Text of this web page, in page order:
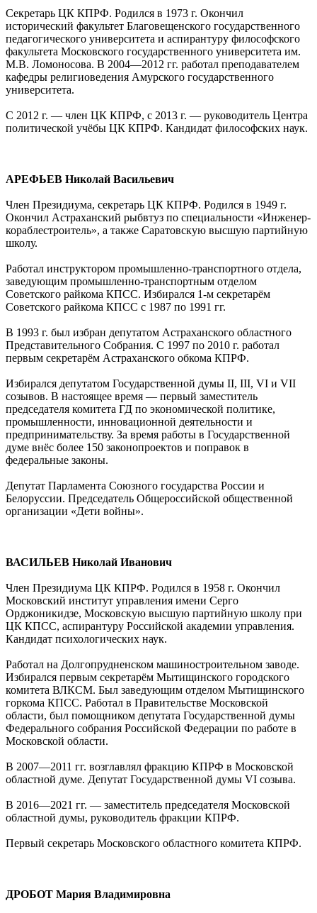
Секретарь ЦК КПРФ. Родился в 1973 г. Окончил
исторический факультет Благовещенского государственного
педагогического университета и аспирантуру философского
факультета Московского государственного университета им.
М.В. Ломоносова. В 2004—2012 гг. работал преподавателем
кафедры религиоведения Амурского государственного
университета.
С 2012 г. — член ЦК КПРФ, с 2013 г. — руководитель Центра
политической учёбы ЦК КПРФ. Кандидат философских наук.
АРЕФЬЕВ Николай Васильевич
Член Президиума, секретарь ЦК КПРФ. Родился в 1949 г.
Окончил Астраханский рыбвтуз по специальности «Инженер-
кораблестроитель», а также Саратовскую высшую партийную
школу.
Работал инструктором промышленно-транспортного отдела,
заведующим промышленно-транспортным отделом
Советского райкома КПСС. Избирался 1-м секретарём
Советского райкома КПСС с 1987 по 1991 гг.
В 1993 г. был избран депутатом Астраханского областного
Представительного Собрания. С 1997 по 2010 г. работал
первым секретарём Астраханского обкома КПРФ.
Избирался депутатом Государственной думы II, III, VI и VII
созывов. В настоящее время — первый заместитель
председателя комитета ГД по экономической политике,
промышленности, инновационной деятельности и
предпринимательству. За время работы в Государственной
думе внёс более 150 законопроектов и поправок в
федеральные законы.
Депутат Парламента Союзного государства России и
Белоруссии. Председатель Общероссийской общественной
организации «Дети войны».
ВАСИЛЬЕВ Николай Иванович
Член Президиума ЦК КПРФ. Родился в 1958 г. Окончил
Московский институт управления имени Серго
Орджоникидзе, Московскую высшую партийную школу при
ЦК КПСС, аспирантуру Российской академии управления.
Кандидат психологических наук.
Работал на Долгопрудненском машиностроительном заводе.
Избирался первым секретарём Мытищинского городского
комитета ВЛКСМ. Был заведующим отделом Мытищинского
горкома КПСС. Работал в Правительстве Московской
области, был помощником депутата Государственной думы
Федерального собрания Российской Федерации по работе в
Московской области.
В 2007—2011 гг. возглавлял фракцию КПРФ в Московской
областной думе. Депутат Государственной думы VI созыва.
В 2016—2021 гг. — заместитель председателя Московской
областной думы, руководитель фракции КПРФ.
Первый секретарь Московского областного комитета КПРФ.
ДРОБОТ Мария Владимировна